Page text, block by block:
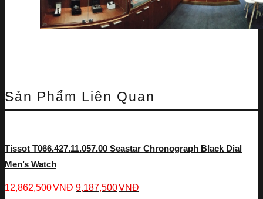
Sản Phẩm Liên Quan
Tissot T066.427.11.057.00 Seastar Chronograph Black Dial
Men’s Watch
12,862,500VNĐ 9,187,500VNĐ